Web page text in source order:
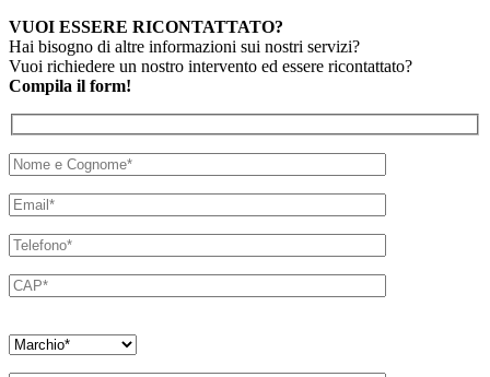
VUOI ESSERE RICONTATTATO?
Hai bisogno di altre informazioni sui nostri servizi?
Vuoi richiedere un nostro intervento ed essere ricontattato?
Compila il form!